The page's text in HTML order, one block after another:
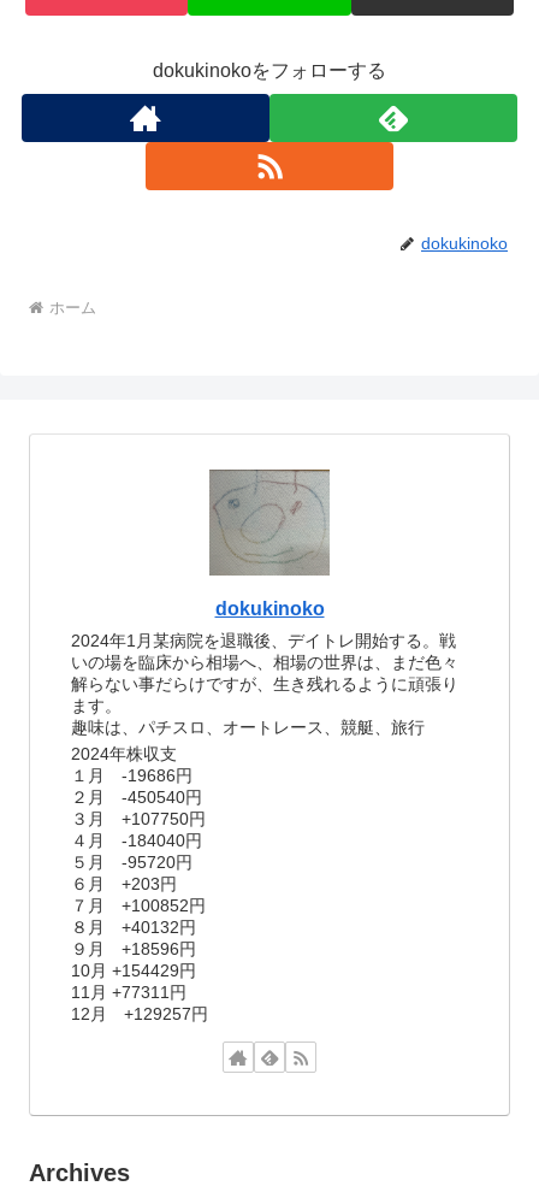
dokukinokoをフォローする
dokukinoko
ホーム
dokukinoko
2024年1月某病院を退職後、デイトレ開始する。戦
いの場を臨床から相場へ、相場の世界は、まだ色々
解らない事だらけですが、生き残れるように頑張り
ます。
趣味は、パチスロ、オートレース、競艇、旅行
2024年株収支
１月 -19686円
２月 -450540円
３月 +107750円
４月 -184040円
５月 -95720円
６月 +203円
７月 +100852円
８月 +40132円
９月 +18596円
10月 +154429円
11月 +77311円
12月 +129257円
Archives